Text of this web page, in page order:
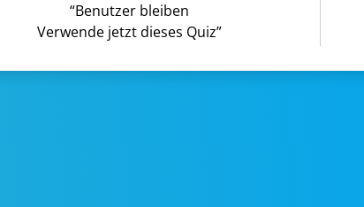
“Benutzer bleiben
Verwende jetzt dieses Quiz”